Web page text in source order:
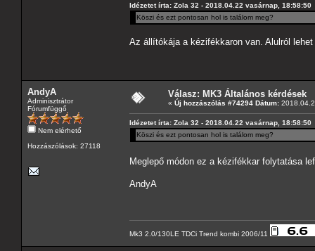
Idézetet írta: Zola 32 - 2018.04.22 vasárnap, 18:58:50
Köszi és ezt pontosan hol is találom meg?
Az állítókája a kézifékkaron van. Alulról
AndyA
Adminisztrátor
Fórumfüggő
Nem elérhető
Hozzászólások: 27118
Válasz: MK3 Általános kérdések
« Új hozzászólás #74294 Dátum:
Idézetet írta: Zola 32 - 2018.04.22 vasárnap, 18:58:50
Köszi és ezt pontosan hol is találom meg?
Meglepő módon ez a kézifékkar folytatása
AndyA
Mk3 2.0/130LE TDCi Trend kombi 2006/11